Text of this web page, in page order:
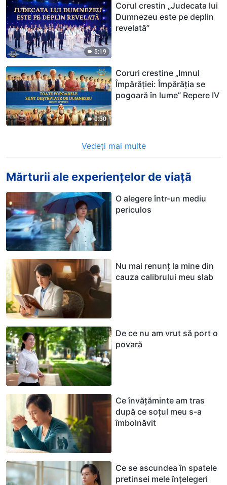
5:19
Corul crestin „Judecata lui
Dumnezeu este pe deplin
revelată”
0:30
Coruri crestine „Imnul
Împărăției: Împărăţia se
pogoară în lume” Repere IV
Vedeți mai multe
Mărturii ale experiențelor de viață
O alegere într-un mediu
periculos
Nu mai renunț la mine din
cauza calibrului meu slab
De ce nu am vrut să port o
povară
Ce învățăminte am tras
după ce soțul meu s-a
îmbolnăvit
Ce se ascundea în spatele
pretinsei mele înțelegeri